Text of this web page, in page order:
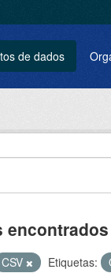
de dados
encontrados
CSV Etiquetas: